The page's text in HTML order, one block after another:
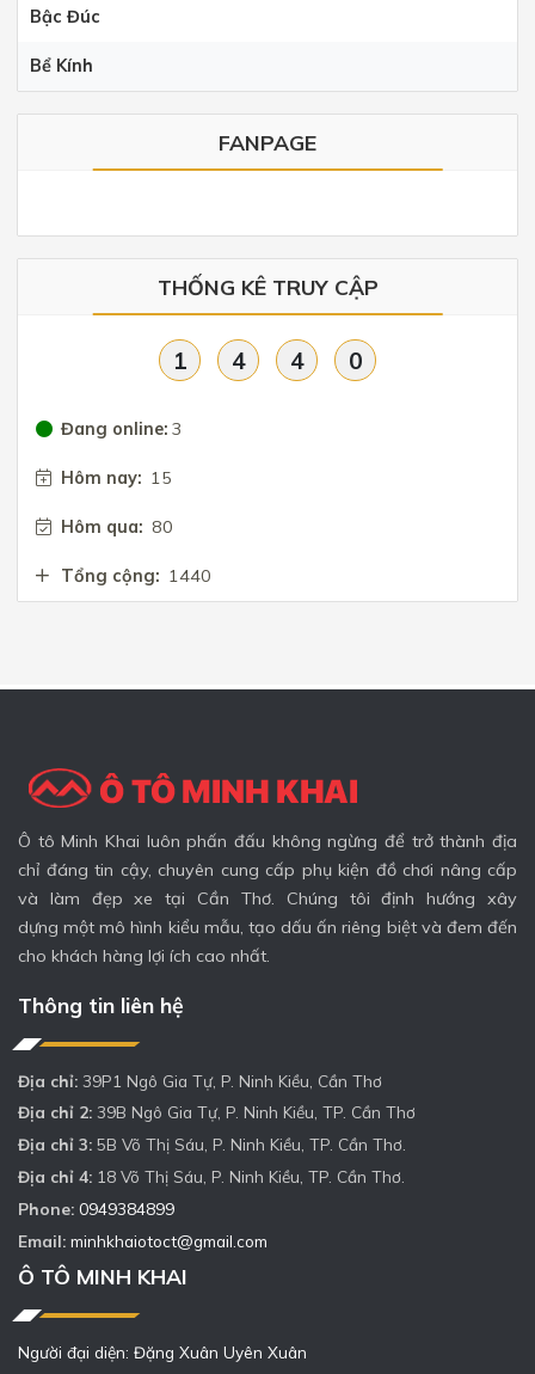
Bậc Đúc
Bể Kính
FANPAGE
THỐNG KÊ TRUY CẬP
1 4 4 0
Đang online: 3
Hôm nay: 15
Hôm qua: 80
Tổng cộng: 1440
Ô tô Minh Khai luôn phấn đấu không ngừng để trở thành địa
chỉ đáng tin cậy, chuyên cung cấp phụ kiện đồ chơi nâng cấp
và làm đẹp xe tại Cần Thơ. Chúng tôi định hướng xây
dựng một mô hình kiểu mẫu, tạo dấu ấn riêng biệt và đem đến
cho khách hàng lợi ích cao nhất.
Thông tin liên hệ
Địa chỉ: 39P1 Ngô Gia Tự, P. Ninh Kiều, Cần Thơ
Địa chỉ 2: 39B Ngô Gia Tự, P. Ninh Kiều, TP. Cần Thơ
Địa chỉ 3: 5B Võ Thị Sáu, P. Ninh Kiều, TP. Cần Thơ.
Địa chỉ 4: 18 Võ Thị Sáu, P. Ninh Kiều, TP. Cần Thơ.
Phone: 0949384899
Email: minhkhaiotoct@gmail.com
Ô TÔ MINH KHAI
Người đại diện: Đặng Xuân Uyên Xuân